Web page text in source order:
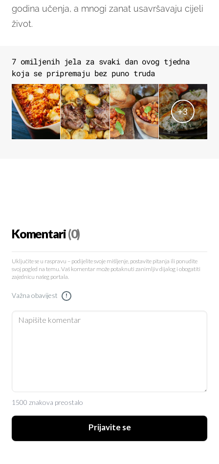
godina učenja, a mnogi zanat usavršavaju cijeli
život.
7 omiljenih jela za svaki dan ovog tjedna
koja se pripremaju bez puno truda
+3
Komentari(0)
Uključite se u raspravu – podijelite svoje mišljenje, postavite pitanja ili ponudite
svoj pogled na temu. Vaš komentar može potaknuti zanimljiv dijalog i obogatiti
zajednicu našeg portala.
Važna obavijest !
1500 znakova preostalo
Prijavite se